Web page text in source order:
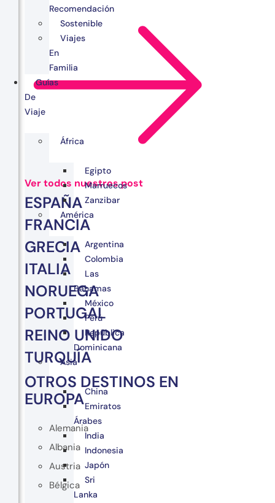
Ver todos nuestros post
ESPAÑA
FRANCIA
GRECIA
ITALIA
NORUEGA
PORTUGAL
REINO UNIDO
TURQUÍA
OTROS DESTINOS EN
EUROPA
Alemania
Albania
Austria
Bélgica
Recomendación
Sostenible
Viajes
En
Familia
Guías
De
Viaje
África
Egipto
Marruecos
Zanzibar
América
Argentina
Colombia
Las
Bahamas
México
Perú
República
Dominicana
Asia
China
Emiratos
Árabes
India
Indonesia
Japón
Sri
Lanka